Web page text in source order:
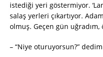
istediği yeri göstermiyor.
salaş yerleri çıkartıyor.
olmuş. Geçen gün
– “Niye oturuyorsun?” dedim